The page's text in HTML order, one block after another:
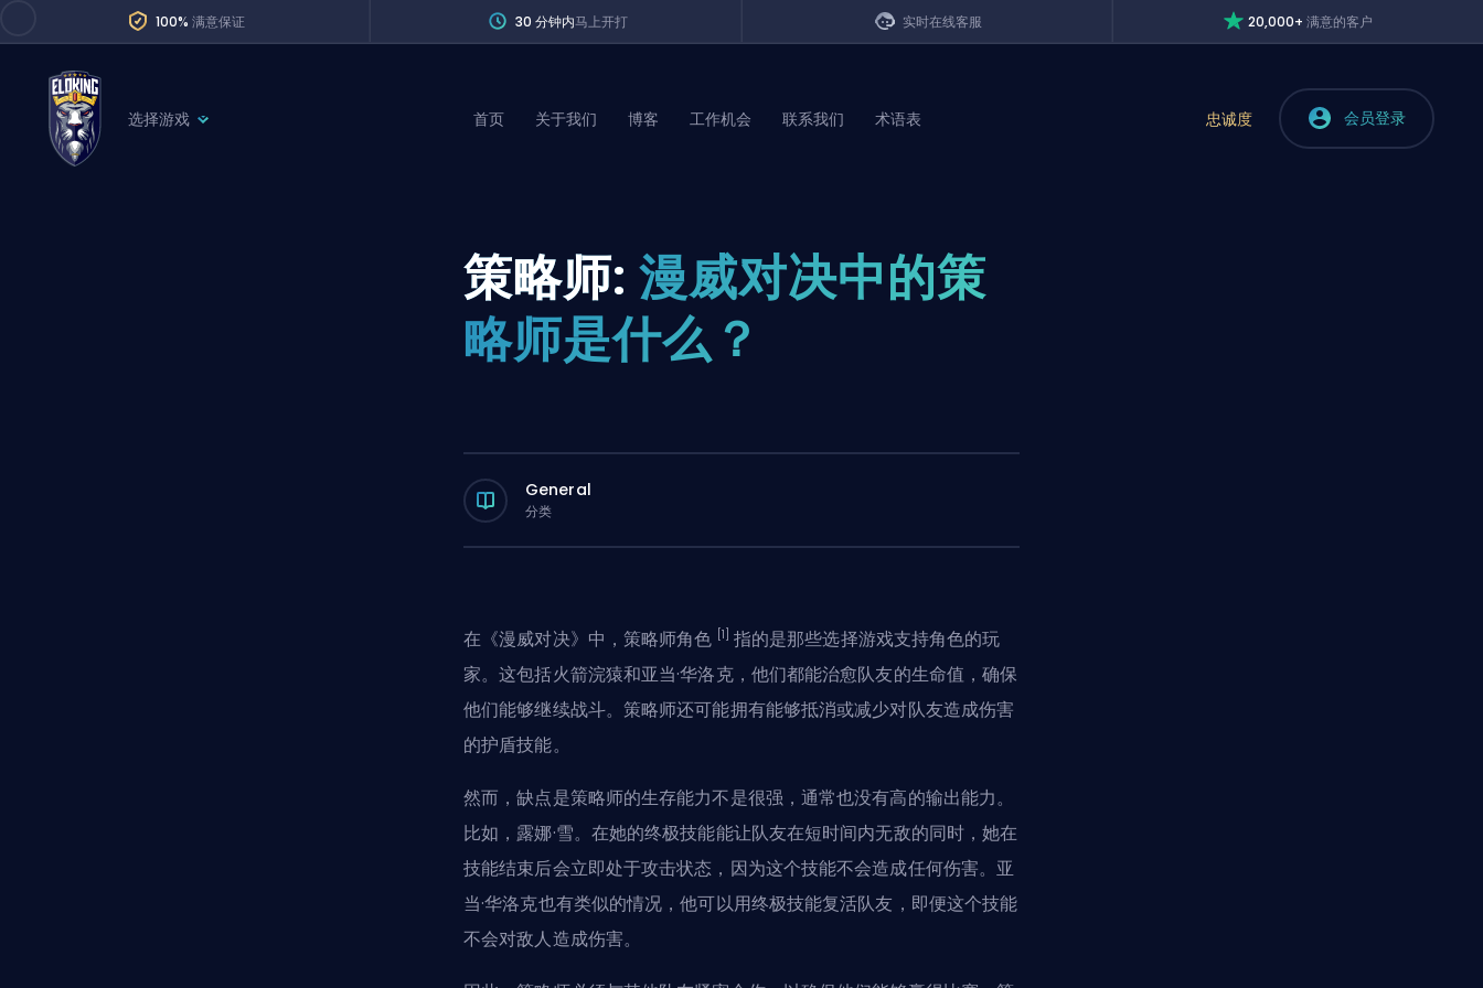
100% 满意保证 30 分钟内马上开打 实时在线客服 20,000+满意的客户
选择游戏
Division Boost
Teammate
首页 关于我们 博客 工作机会 联系我们 术语表 忠诚度 会员登录
策略师: 漫威对决中的策
略师是什么？
General
分类
在《漫威对决》中，策略师角色 [1] 指的是那些选择游戏支持角色的玩
家。这包括火箭浣猿和亚当·华洛克，他们都能治愈队友的生命值，确保
他们能够继续战斗。策略师还可能拥有能够抵消或减少对队友造成伤害
的护盾技能。
然而，缺点是策略师的生存能力不是很强，通常也没有高的输出能力。
比如，露娜·雪。在她的终极技能能让队友在短时间内无敌的同时，她在
技能结束后会立即处于攻击状态，因为这个技能不会造成任何伤害。亚
当·华洛克也有类似的情况，他可以用终极技能复活队友，即便这个技能
不会对敌人造成伤害。